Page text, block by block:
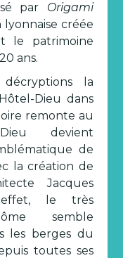
par Origami
lyonnaise créée
le patrimoine
ans.
la
Dieu dans
remonte au
devient
de
la création de
Jacques
effet, le très
semble
les berges du
toutes ses